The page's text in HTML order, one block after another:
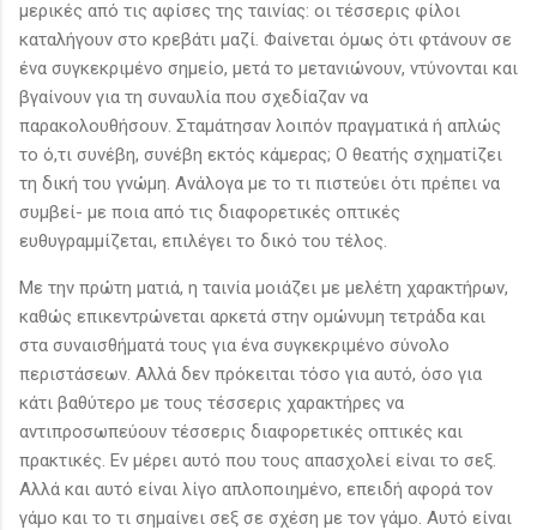
μερικές από τις αφίσες της ταινίας: οι τέσσερις φίλοι
καταλήγουν στο κρεβάτι μαζί. Φαίνεται όμως ότι φτάνουν σε
ένα συγκεκριμένο σημείο, μετά το μετανιώνουν, ντύνονται και
βγαίνουν για τη συναυλία που σχεδίαζαν να
παρακολουθήσουν. Σταμάτησαν λοιπόν πραγματικά ή απλώς
το ό,τι συνέβη, συνέβη εκτός κάμερας; Ο θεατής σχηματίζει
τη δική του γνώμη. Ανάλογα με το τι πιστεύει ότι πρέπει να
συμβεί- με ποια από τις διαφορετικές οπτικές
ευθυγραμμίζεται, επιλέγει το δικό του τέλος.
Με την πρώτη ματιά, η ταινία μοιάζει με μελέτη χαρακτήρων,
καθώς επικεντρώνεται αρκετά στην ομώνυμη τετράδα και
στα συναισθήματά τους για ένα συγκεκριμένο σύνολο
περιστάσεων. Αλλά δεν πρόκειται τόσο για αυτό, όσο για
κάτι βαθύτερο με τους τέσσερις χαρακτήρες να
αντιπροσωπεύουν τέσσερις διαφορετικές οπτικές και
πρακτικές. Εν μέρει αυτό που τους απασχολεί είναι το σεξ.
Αλλά και αυτό είναι λίγο απλοποιημένο, επειδή αφορά τον
γάμο και το τι σημαίνει σεξ σε σχέση με τον γάμο. Αυτό είναι